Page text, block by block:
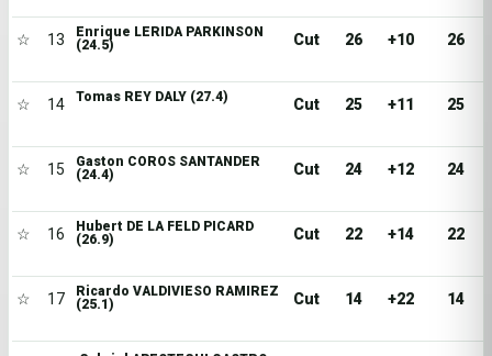
☆ 13
Enrique LERIDA PARKINSON
(24.5)
Cut 26 +10 26
☆ 14 Tomas REY DALY (27.4) Cut 25 +11 25
☆ 15
Gaston COROS SANTANDER
(24.4)
Cut 24 +12 24
☆ 16
Hubert DE LA FELD PICARD
(26.9)
Cut 22 +14 22
☆ 17
Ricardo VALDIVIESO RAMIREZ
(25.1)
Cut 14 +22 14